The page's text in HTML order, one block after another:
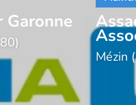
Garonne
Mézin